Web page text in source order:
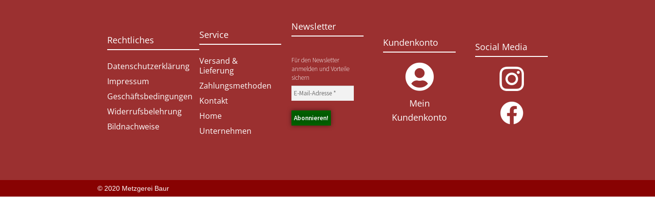
Rechtliches
Datenschutzerklärung
Impressum
Geschäftsbedingungen
Widerrufsbelehrung
Bildnachweise
Service
Versand &
Lieferung
Zahlungsmethoden
Kontakt
Home
Unternehmen
Newsletter
Für den Newsletter
anmelden und Vorteile
sichern
Kundenkonto
Mein
Kundenkonto
Social Media
© 2020 Metzgerei Baur